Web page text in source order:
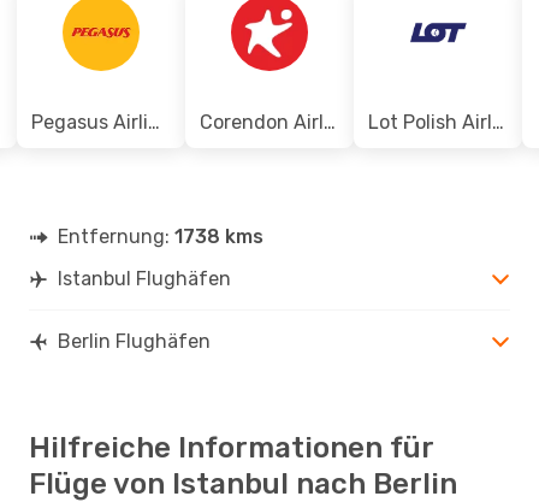
Pegasus Airlines Corendon Airlines Lot Polish Airlines
Entfernung: 1738 kms
Istanbul Flughäfen
Berlin Flughäfen
Hilfreiche Informationen für
Flüge von Istanbul nach Berlin